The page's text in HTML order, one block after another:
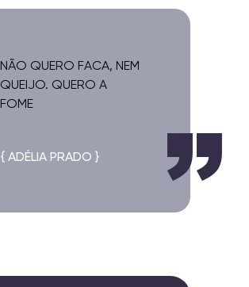
NÃO QUERO FACA, NEM
QUEIJO. QUERO A
FOME
{ ADÉLIA PRADO }